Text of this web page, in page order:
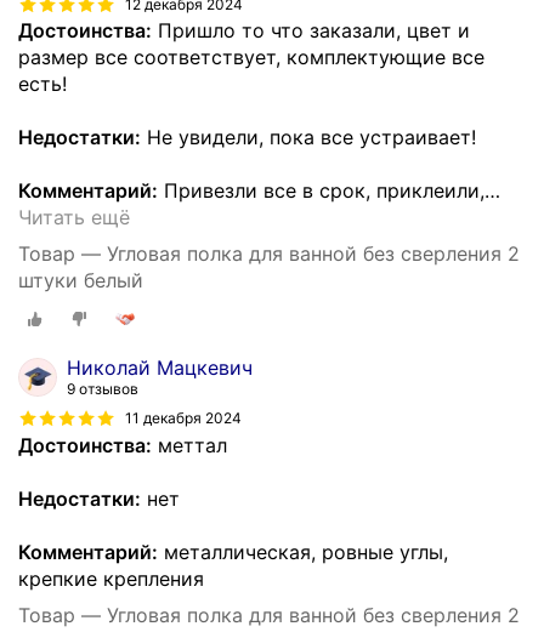
12 декабря 2024
Достоинства: Пришло то что заказали, цвет и
размер все соответствует, комплектующие все
есть!
Недостатки: Не увидели, пока все устраивает!
Комментарий: Привезли все в срок, приклеили,…
Читать ещё
Товар — Угловая полка для ванной без сверления 2
штуки белый
Николай Мацкевич
9 отзывов
11 декабря 2024
Достоинства: меттал
Недостатки: нет
Комментарий: металлическая, ровные углы,
крепкие крепления
Товар — Угловая полка для ванной без сверления 2